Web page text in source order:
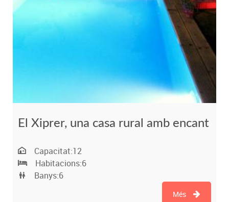
El Xiprer, una casa rural amb encant
Capacitat:12
Habitacions:6
Banys:6
Més